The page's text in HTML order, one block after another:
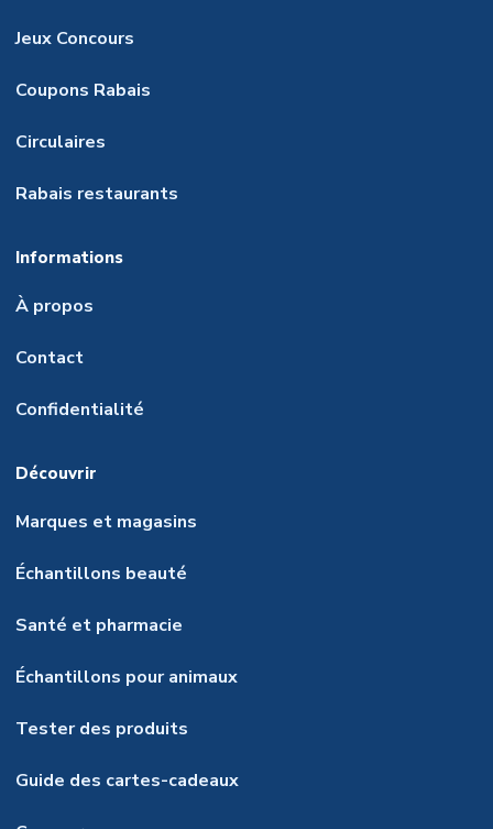
Jeux Concours
Coupons Rabais
Circulaires
Rabais restaurants
Informations
À propos
Contact
Confidentialité
Découvrir
Marques et magasins
Échantillons beauté
Santé et pharmacie
Échantillons pour animaux
Tester des produits
Guide des cartes-cadeaux